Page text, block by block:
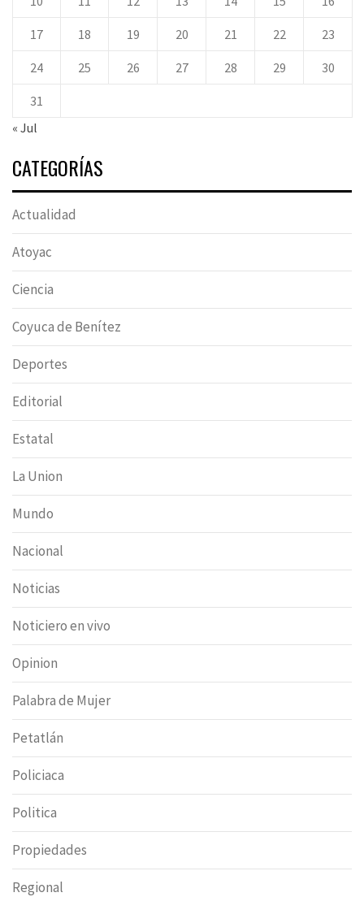
17 18 19 20 21 22 23
24 25 26 27 28 29 30
31
« Jul
CATEGORÍAS
Actualidad
Atoyac
Ciencia
Coyuca de Benítez
Deportes
Editorial
Estatal
La Union
Mundo
Nacional
Noticias
Noticiero en vivo
Opinion
Palabra de Mujer
Petatlán
Policiaca
Politica
Propiedades
Regional